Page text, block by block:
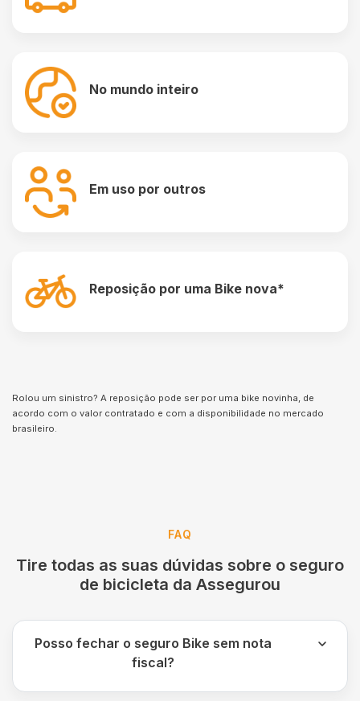
No mundo inteiro
Em uso por outros
Reposição por uma Bike nova*
Rolou um sinistro? A reposição pode ser por uma bike novinha, de
acordo com o valor contratado e com a disponibilidade no mercado
brasileiro.
FAQ
Tire todas as suas dúvidas sobre o seguro
de bicicleta da Assegurou
Posso fechar o seguro Bike sem nota
fiscal?